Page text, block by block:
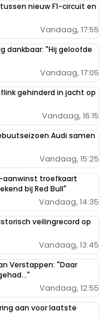
nieuw F1-circuit en
Vandaag, 17:55
dankbaar: "Hij geloofde
Vandaag, 17:05
gehinderd in jacht op
Vandaag, 16:15
Audi samen
Vandaag, 15:25
aanwinst troefkaart
bij Red Bull"
Vandaag, 14:35
veilingrecord op
Vandaag, 13:45
Verstappen: "Daar
Vandaag, 12:55
aan voor laatste